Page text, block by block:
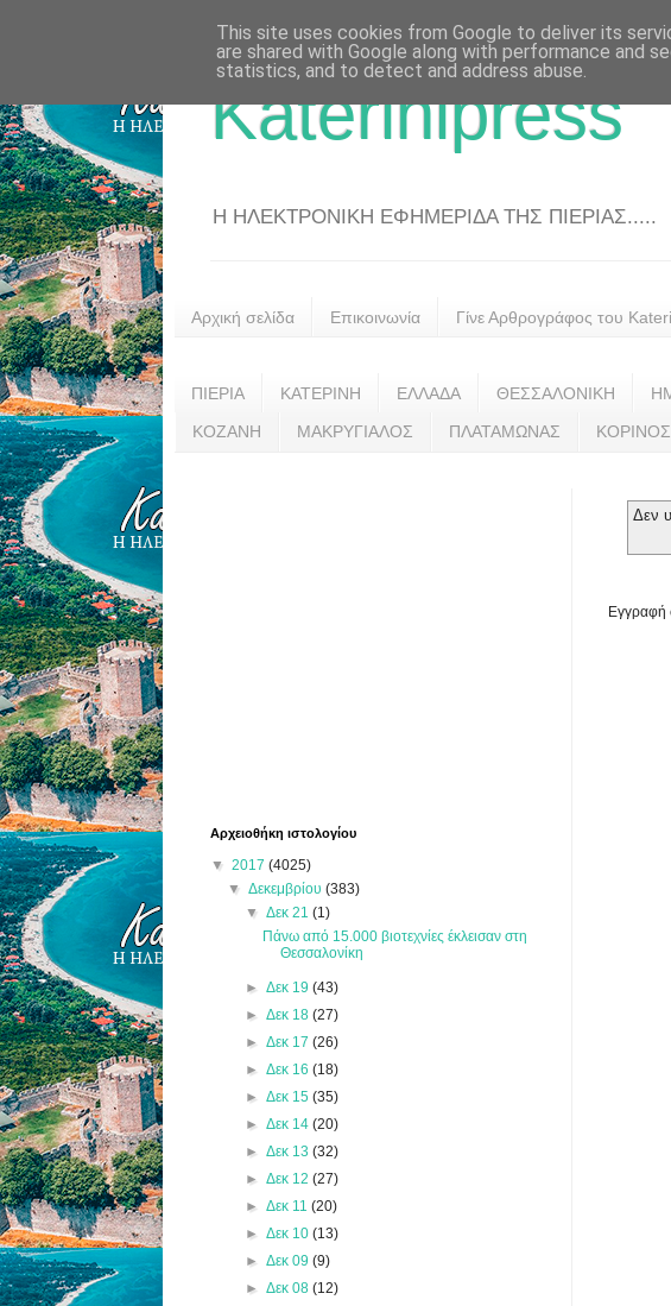
Katerinipress
Η ΗΛΕΚΤΡΟΝΙΚΗ ΕΦΗΜΕΡΙΔΑ ΤΗΣ ΠΙΕΡΙΑΣ.....
Αρχική σελίδα Επικοινωνία Γίνε Αρθρογράφος του
ΠΙΕΡΙΑ ΚΑΤΕΡΙΝΗ ΕΛΛΑΔΑ ΘΕΣΣΑΛΟΝΙΚΗ
ΚΟΖΑΝΗ ΜΑΚΡΥΓΙΑΛΟΣ ΠΛΑΤΑΜΩΝΑΣ ΚΟΡΙΝΟΣ
Δεν
Εγγραφή
Αρχειοθήκη ιστολογίου
▼ 2017 (4025)
▼Δεκεμβρίου(383)
▼ Δεκ 21 (1)
Πάνω από 15.000 βιοτεχνίες έκλεισαν στη
Θεσσαλονίκη
► Δεκ 19 (43)
► Δεκ 18 (27)
► Δεκ 17 (26)
► Δεκ 16 (18)
► Δεκ 15 (35)
► Δεκ 14 (20)
► Δεκ 13 (32)
► Δεκ 12 (27)
► Δεκ 11 (20)
► Δεκ 10 (13)
► Δεκ 09 (9)
► Δεκ 08 (12)
This site uses cookies from Google to deliver its
are shared with Google along with performance and
statistics, and to detect and address abuse.